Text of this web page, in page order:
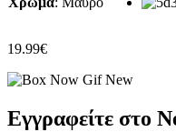
19.99€
Εγγραφείτε στο